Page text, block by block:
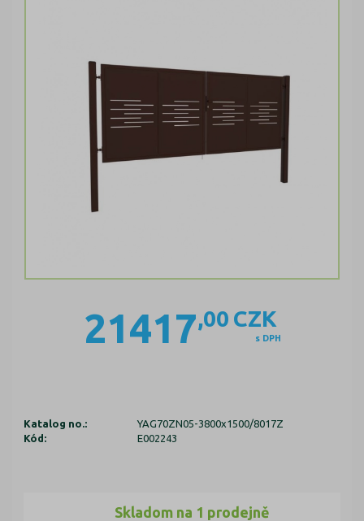
21417,00 CZK
s DPH
Katalog no.:
YAG70ZN05-3800x1500/8017Z
Kód:
E002243
Skladom na 1 prodejně